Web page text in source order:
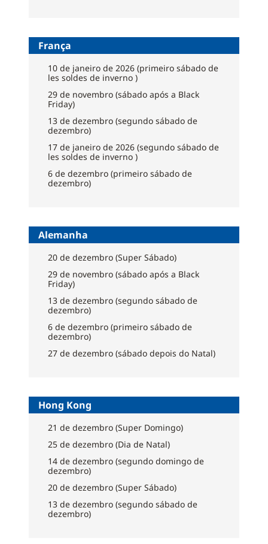
França
10 de janeiro de 2026 (primeiro sábado de
les soldes de inverno )
29 de novembro (sábado após a Black
Friday)
13 de dezembro (segundo sábado de
dezembro)
17 de janeiro de 2026 (segundo sábado de
les soldes de inverno )
6 de dezembro (primeiro sábado de
dezembro)
Alemanha
20 de dezembro (Super Sábado)
29 de novembro (sábado após a Black
Friday)
13 de dezembro (segundo sábado de
dezembro)
6 de dezembro (primeiro sábado de
dezembro)
27 de dezembro (sábado depois do Natal)
Hong Kong
21 de dezembro (Super Domingo)
25 de dezembro (Dia de Natal)
14 de dezembro (segundo domingo de
dezembro)
20 de dezembro (Super Sábado)
13 de dezembro (segundo sábado de
dezembro)